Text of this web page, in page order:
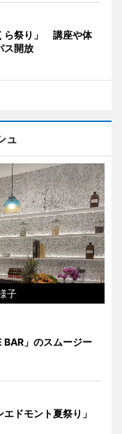
ら祭り」 講座や体
ス開放
ュ
子
BAR」のスムージー
エドモント夏祭り」